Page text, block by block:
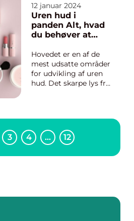
effektivt supplement
til den daglige
hudplejerutine og kan
hjælpe med at
udseende. ...
12 januar 2024
Uren hud i
panden Alt, hvad
du behøver at
Hovedet er en af de
mest udsatte områder
for udvikling af uren
hud. Det skarpe lys fra
panden. I denne
artikel vil vi
præsentere dig for en
3 4 … 12